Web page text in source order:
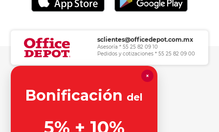
sclientes@officedepot.com.mx
Asesoría * 55 25 82 09 10
Pedidos y cotizaciones * 55 25 82 09 00
Herramientas de consulta
×
Bonificación del
5% + 10%